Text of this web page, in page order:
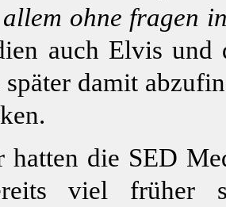
ohne fragen
auch Elvis
später damit
hatten die SED
viel früher